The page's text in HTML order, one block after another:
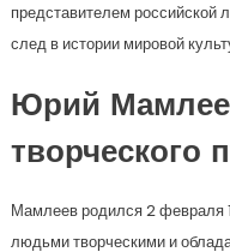
представителем российской
след в истории мировой
Юрий
творческого
Мамлеев родился 2 февраля
людьми творческими и